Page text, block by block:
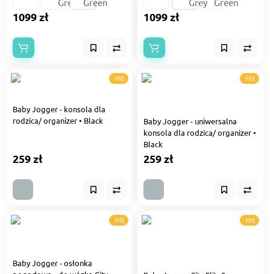
1099 zł 1099 zł
Hit
Baby Jogger - konsola dla
rodzica/ organizer • Black
259 zł
Hit
Baby Jogger - uniwersalna
konsola dla rodzica/ organizer •
Black
259 zł
Hit
Baby Jogger - osłonka
Hit